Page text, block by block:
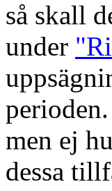
så skall
under
men ej
dessa